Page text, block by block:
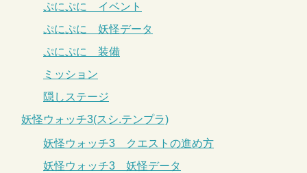
ぷにぷに イベント
ぷにぷに 妖怪データ
ぷにぷに 装備
ミッション
隠しステージ
妖怪ウォッチ3(スシ.テンプラ)
妖怪ウォッチ3 クエストの進め方
妖怪ウォッチ3 妖怪データ